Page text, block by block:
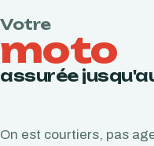
Votre
moto
assurée
On est courtiers, pas